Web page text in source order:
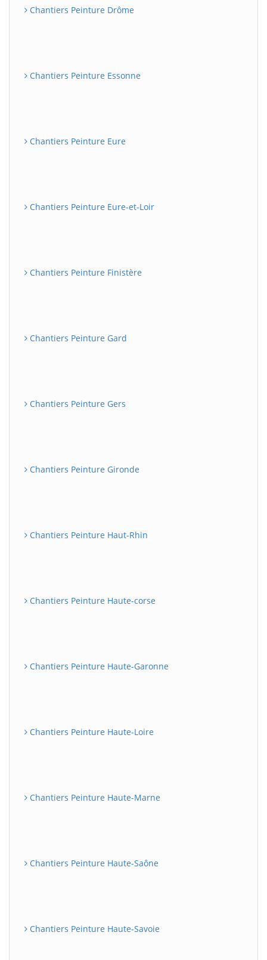
Chantiers Peinture Drôme
Chantiers Peinture Essonne
Chantiers Peinture Eure
Chantiers Peinture Eure-et-Loir
Chantiers Peinture Finistère
Chantiers Peinture Gard
Chantiers Peinture Gers
Chantiers Peinture Gironde
Chantiers Peinture Haut-Rhin
Chantiers Peinture Haute-corse
Chantiers Peinture Haute-Garonne
Chantiers Peinture Haute-Loire
Chantiers Peinture Haute-Marne
Chantiers Peinture Haute-Saône
Chantiers Peinture Haute-Savoie